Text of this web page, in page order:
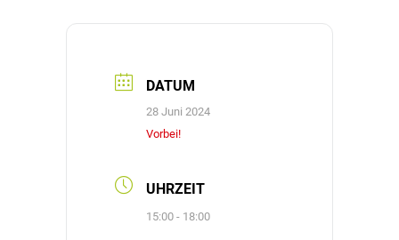
DATUM
28 Juni 2024
Vorbei!
UHRZEIT
15:00 - 18:00